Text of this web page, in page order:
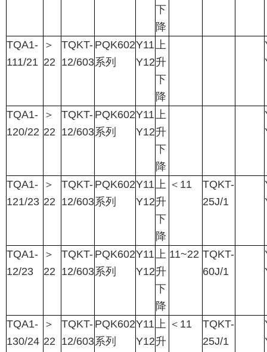
下
降
TQA1-
111/21
＞
22
TQKT-
12/603
PQK602
系列
Y11
Y12
上
升
下
降
TQA1-
120/22
＞
22
TQKT-
12/603
PQK602
系列
Y11
Y12
上
升
下
降
TQA1-
121/23
＞
22
TQKT-
12/603
PQK602
系列
Y11
Y12
上
升
下
降
＜ 11
TQKT-
25J/1
TQA1-
12/23
＞
22
TQKT-
12/603
PQK602
系列
Y11
Y12
上
升
下
降
11~22 TQKT-
60J/1
TQA1-
130/24
＞
22
TQKT-
12/603
PQK602
系列
Y11
Y12
上
升
＜ 11
TQKT-
25J/1